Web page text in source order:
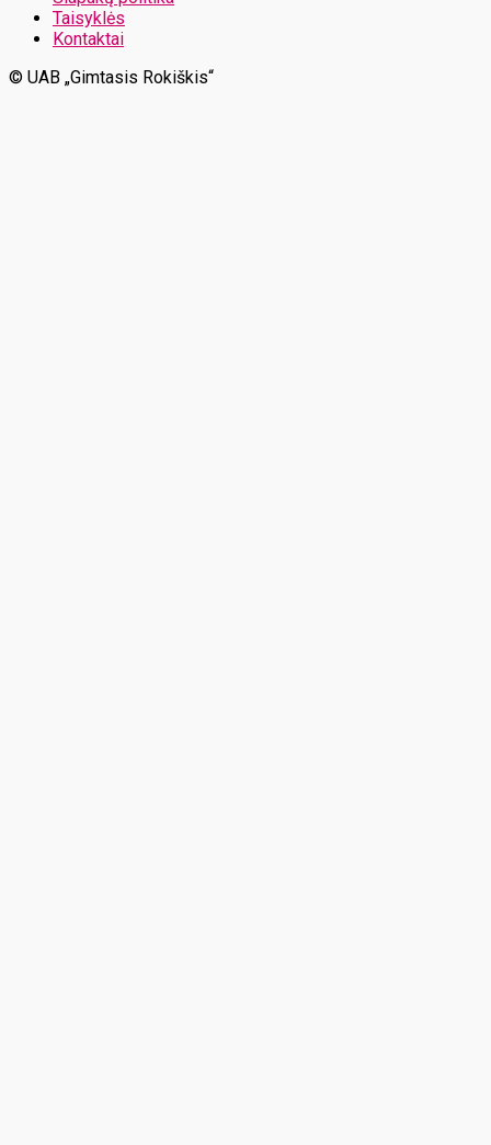
Taisyklės
Kontaktai
© UAB „Gimtasis Rokiškis“